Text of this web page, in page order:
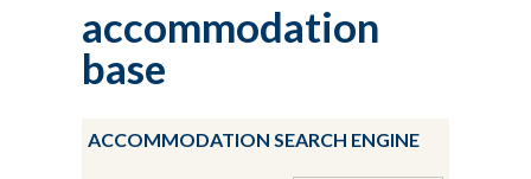
accommodation
base
ACCOMMODATION SEARCH ENGINE